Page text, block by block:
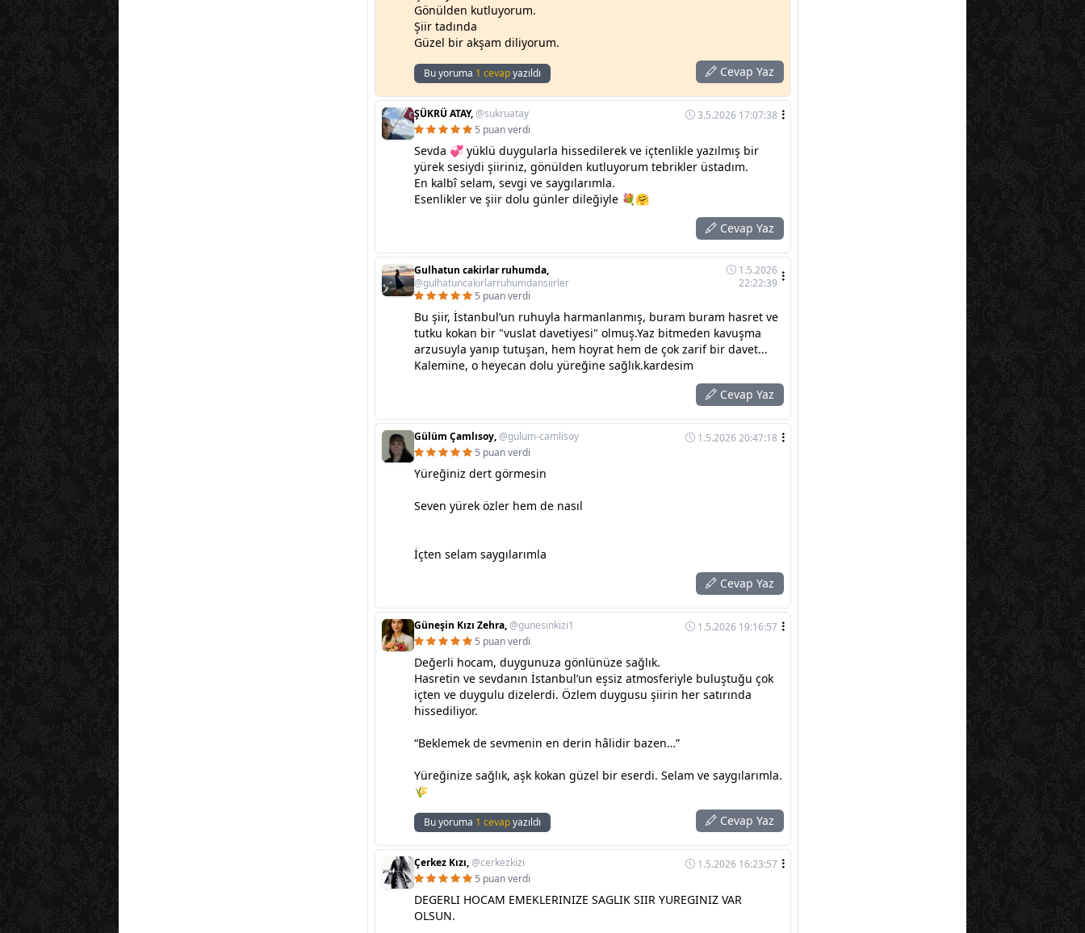
Gönülden kutluyorum.
Şiir tadında
Güzel bir akşam diliyorum.
Bu yoruma 1 cevapyazıldı Cevap Yaz
ŞÜKRÜ ATAY,@sukruatay
3.5.2026 17:07:38
5 puan verdi
Sevda 💞 yüklü duygularla hissedilerek ve içtenlikle yazılmış bir
yürek sesiydi şiiriniz, gönülden kutluyorum tebrikler üstadım.
En kalbî selam, sevgi ve saygılarımla.
Esenlikler ve şiir dolu günler dileğiyle 💐🤗
Cevap Yaz
Gulhatun cakirlar ruhumda,
@gulhatuncakirlarruhumdansiirler
1.5.2026
22:22:39
5 puan verdi
Bu şiir, İstanbul’un ruhuyla harmanlanmış, buram buram hasret ve
tutku kokan bir "vuslat davetiyesi" olmuş.Yaz bitmeden kavuşma
arzusuyla yanıp tutuşan, hem hoyrat hem de çok zarif bir davet...
Kalemine, o heyecan dolu yüreğine sağlık.kardesim
Cevap Yaz
Gülüm Çamlısoy,@gulum-camlisoy
1.5.2026 20:47:18
5 puan verdi
Yüreğiniz dert görmesin
Seven yürek özler hem de nasıl
İçten selam saygılarımla
Cevap Yaz
Güneşin Kızı Zehra,@gunesinkizi1
1.5.2026 19:16:57
5 puan verdi
Değerli hocam, duygunuza gönlünüze sağlık.
Hasretin ve sevdanın İstanbul’un eşsiz atmosferiyle buluştuğu çok
içten ve duygulu dizelerdi. Özlem duygusu şiirin her satırında
hissediliyor.
“Beklemek de sevmenin en derin hâlidir bazen…”
Yüreğinize sağlık, aşk kokan güzel bir eserdi. Selam ve saygılarımla.
🌾
Bu yoruma 1 cevapyazıldı Cevap Yaz
Çerkez Kızı,@cerkezkizi
1.5.2026 16:23:57
5 puan verdi
DEGERLI HOCAM EMEKLERINIZE SAGLIK SIIR YUREGINIZ VAR
OLSUN.